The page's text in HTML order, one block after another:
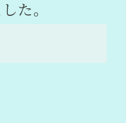
た。